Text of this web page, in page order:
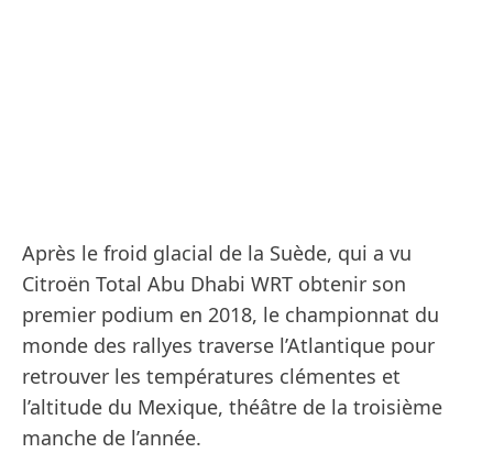
Après le froid glacial de la Suède, qui a vu
Citroën Total Abu Dhabi WRT obtenir son
premier podium en 2018, le championnat du
monde des rallyes traverse l’Atlantique pour
retrouver les températures clémentes et
l’altitude du Mexique, théâtre de la troisième
manche de l’année.